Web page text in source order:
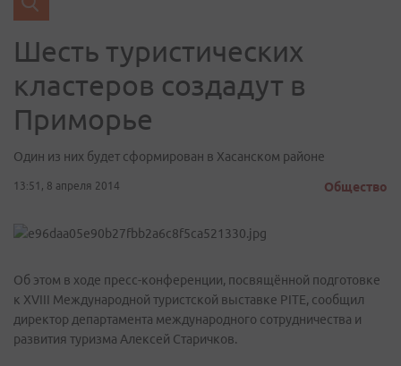
Шесть туристических
кластеров создадут в
Приморье
Один из них будет сформирован в Хасанском районе
13:51, 8 апреля 2014 Общество
Об этом в ходе пресс-конференции, посвящённой подготовке
к XVIII Международной туристской выставке PITE, сообщил
директор департамента международного сотрудничества и
развития туризма Алексей Старичков.